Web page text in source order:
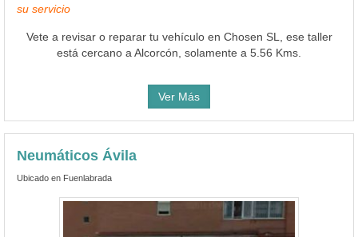
su servicio
Vete a revisar o reparar tu vehículo en Chosen SL, ese taller
está cercano a Alcorcón, solamente a 5.56 Kms.
Ver Más
Neumáticos Ávila
Ubicado en Fuenlabrada